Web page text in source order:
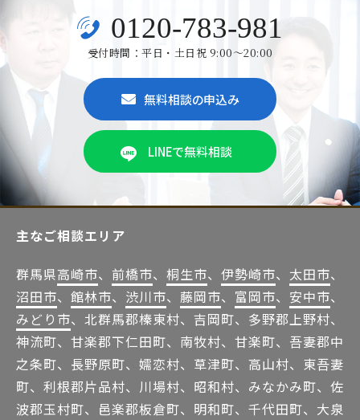
0120-783-981
受付時間：平日・土日祝 9:00～20:00
無料相談の申込み
LINEで無料相談
主なご相談エリア
群馬県高崎市、 前橋市、 桐生市、 伊勢崎市、 太田市、
沼田市、 館林市、 渋川市、 藤岡市、 富岡市、 安中市、
みどり市、北群馬郡榛東村、吉岡町、多野郡上野村、
神流町、甘楽郡下仁田町、南牧村、甘楽町、吾妻郡中
之条町、長野原町、嬬恋村、草津町、高山村、東吾妻
町、利根郡片品村、川場村、昭和村、みなかみ町、佐
波郡玉村町、邑楽郡板倉町、明和町、千代田町、大泉